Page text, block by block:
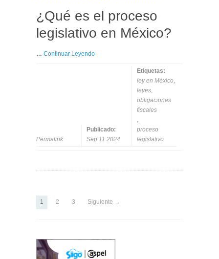
¿Qué es el proceso
legislativo en México?
Continuar Leyendo
Permalink
Publicado:
Sep 11 2024
Etiquetas:
ley en México
leyes
obligaciones
fiscales
proceso
legislativo
1 2 3 Siguiente →